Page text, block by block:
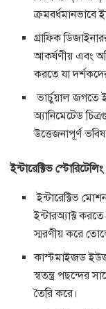
ক্রমবর্ধমানভাবে
গ্রাফিক
আকর্ষণীয় এবং
করতে যা
ভার্চুয়াল জগতে
অ্যানিমেটেড
উত্তেজনাপূর্ণ
ইন্টারেক্টিভ স্টোরিটেলিং
ইন্টারেক্টিভ
ইন্টারঅ্যাক্ট
স্মরণীয় করে
কাস্টমাইজড
স্বতন্ত্র পছন্দের
তৈরি করে।